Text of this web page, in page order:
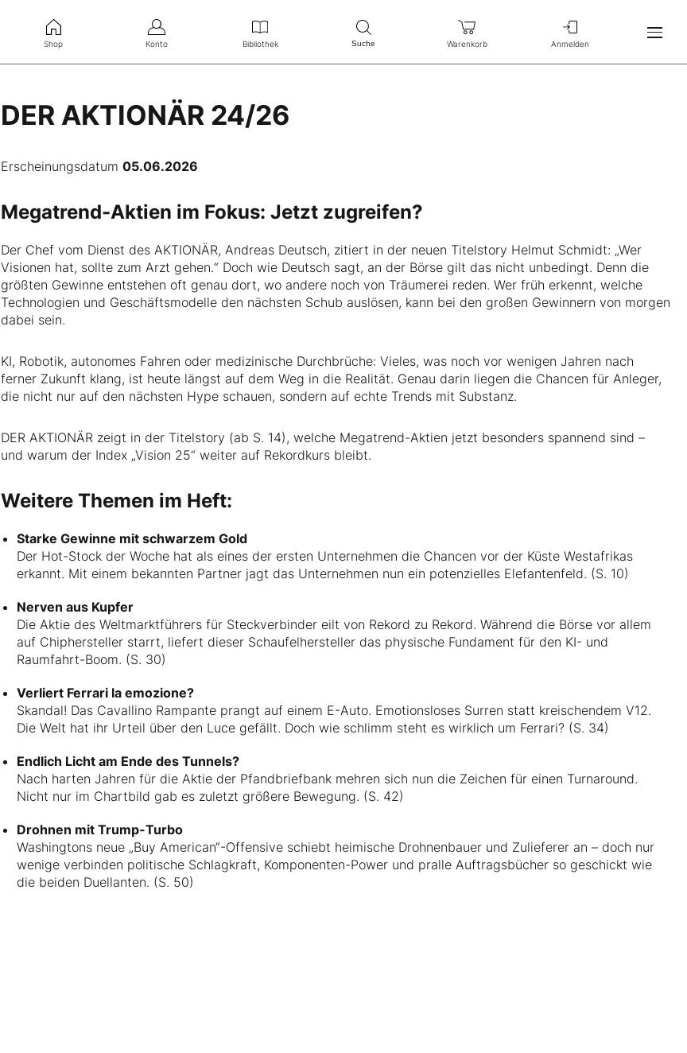
Shop Konto Bibliothek Suche Warenkorb Anmelden
DER AKTIONÄR 24/26
Erscheinungsdatum05.06.2026
Megatrend-Aktien im Fokus: Jetzt zugreifen?
Der Chef vom Dienst des AKTIONÄR, Andreas Deutsch, zitiert in der neuen Titelstory Helmut Schmidt: „Wer
Visionen hat, sollte zum Arzt gehen.“ Doch wie Deutsch sagt, an der Börse gilt das nicht unbedingt. Denn die
größten Gewinne entstehen oft genau dort, wo andere noch von Träumerei reden. Wer früh erkennt, welche
Technologien und Geschäftsmodelle den nächsten Schub auslösen, kann bei den großen Gewinnern von morgen
dabei sein.
KI, Robotik, autonomes Fahren oder medizinische Durchbrüche: Vieles, was noch vor wenigen Jahren nach
ferner Zukunft klang, ist heute längst auf dem Weg in die Realität. Genau darin liegen die Chancen für Anleger,
die nicht nur auf den nächsten Hype schauen, sondern auf echte Trends mit Substanz.
DER AKTIONÄR zeigt in der Titelstory (ab S. 14), welche Megatrend-Aktien jetzt besonders spannend sind –
und warum der Index „Vision 25“ weiter auf Rekordkurs bleibt.
Weitere Themen im Heft:
Starke Gewinne mit schwarzem Gold
Der Hot-Stock der Woche hat als eines der ersten Unternehmen die Chancen vor der Küste Westafrikas
erkannt. Mit einem bekannten Partner jagt das Unternehmen nun ein potenzielles Elefantenfeld. (S. 10)
Nerven aus Kupfer
Die Aktie des Weltmarktführers für Steckverbinder eilt von Rekord zu Rekord. Während die Börse vor allem
auf Chiphersteller starrt, liefert dieser Schaufelhersteller das physische Fundament für den KI- und
Raumfahrt-Boom. (S. 30)
Verliert Ferrari la emozione?
Skandal! Das Cavallino Rampante prangt auf einem E-Auto. Emotionsloses Surren statt kreischendem V12.
Die Welt hat ihr Urteil über den Luce gefällt. Doch wie schlimm steht es wirklich um Ferrari? (S. 34)
Endlich Licht am Ende des Tunnels?
Nach harten Jahren für die Aktie der Pfandbriefbank mehren sich nun die Zeichen für einen Turnaround.
Nicht nur im Chartbild gab es zuletzt größere Bewegung. (S. 42)
Drohnen mit Trump-Turbo
Washingtons neue „Buy American“-Offensive schiebt heimische Drohnenbauer und Zulieferer an – doch nur
wenige verbinden politische Schlagkraft, Komponenten-Power und pralle Auftragsbücher so geschickt wie
die beiden Duellanten. (S. 50)